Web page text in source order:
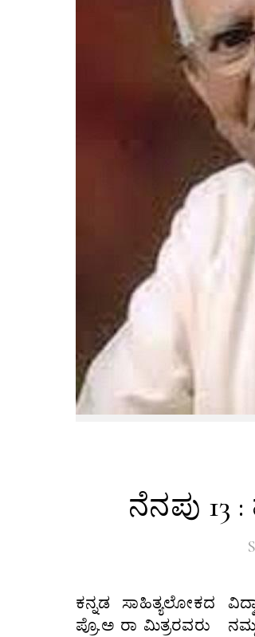
ನೆನಪು 13
ಕನ್ನಡ ಸಾಹಿತ್ಯಲೋಕದ ವಿದ್ವಾಂಸ, ಲಲಿತ ಪ್ರಬಂಧಕಾರ, ಹಾಸ್ಯಪಟು, ವಿಮರ್ಶಕ ಹಾಗೂ ಶ್ರೇಷ್ಠ ಭಾಷಣಕಾರ
ಪ್ರೊ.ಅ ರಾ ಮಿತ್ರರವರು